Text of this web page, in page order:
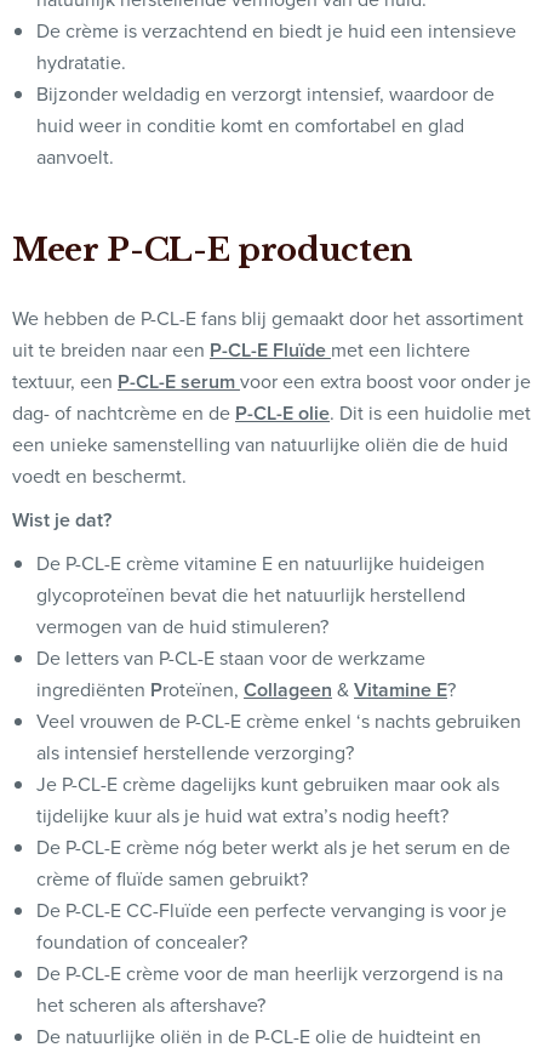
De crème is verzachtend en biedt je huid een intensieve
hydratatie.
Bijzonder weldadig en verzorgt intensief, waardoor de
huid weer in conditie komt en comfortabel en glad
aanvoelt.
Meer P-CL-E producten
We hebben de P-CL-E fans blij gemaakt door het assortiment
uit te breiden naar een P-CL-E Fluïde met een lichtere
textuur, een P-CL-E serumvoor een extra boost voor onder je
dag- of nachtcrème en de P-CL-E olie. Dit is een huidolie met
een unieke samenstelling van natuurlijke oliën die de huid
voedt en beschermt.
Wist je dat?
De P-CL-E crème vitamine E en natuurlijke huideigen
glycoproteïnen bevat die het natuurlijk herstellend
vermogen van de huid stimuleren?
De letters van P-CL-E staan voor de werkzame
ingrediënten Proteïnen, Collageen &Vitamine E?
Veel vrouwen de P-CL-E crème enkel ‘s nachts gebruiken
als intensief herstellende verzorging?
Je P-CL-E crème dagelijks kunt gebruiken maar ook als
tijdelijke kuur als je huid wat extra’s nodig heeft?
De P-CL-E crème nóg beter werkt als je het serum en de
crème of fluïde samen gebruikt?
De P-CL-E CC-Fluïde een perfecte vervanging is voor je
foundation of concealer?
De P-CL-E crème voor de man heerlijk verzorgend is na
het scheren als aftershave?
De natuurlijke oliën in de P-CL-E olie de huidteint en